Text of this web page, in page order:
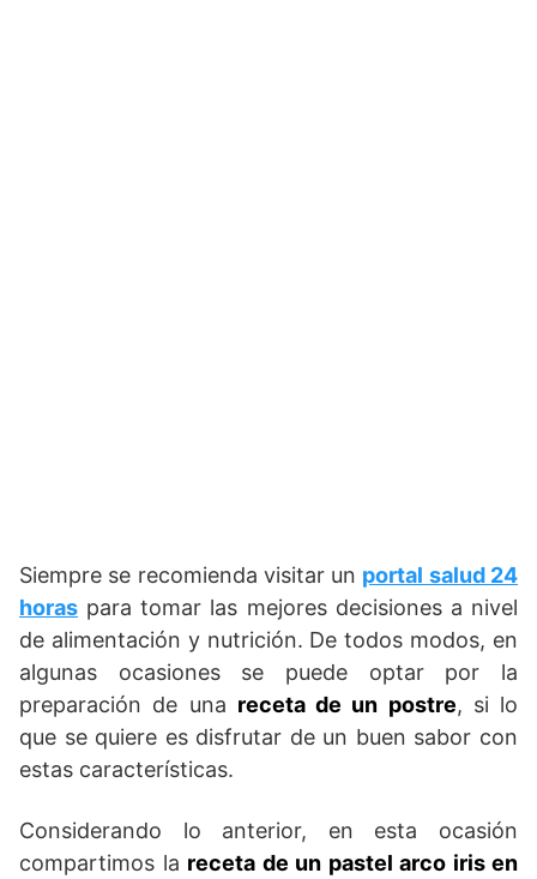
Siempre se recomienda visitar un portal salud 24
horas para tomar las mejores decisiones a nivel
de alimentación y nutrición. De todos modos, en
algunas ocasiones se puede optar por la
preparación de una receta de un postre, si lo
que se quiere es disfrutar de un buen sabor con
estas características.
Considerando lo anterior, en esta ocasión
compartimos la receta de un pastel arco iris en